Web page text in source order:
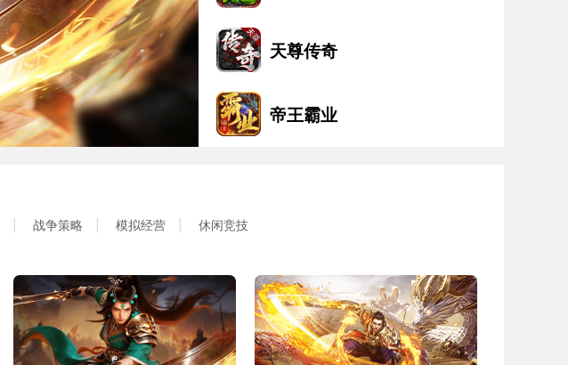
天尊传奇
帝王霸业
战争策略 模拟经营 休闲竞技
开始游戏 开始游戏